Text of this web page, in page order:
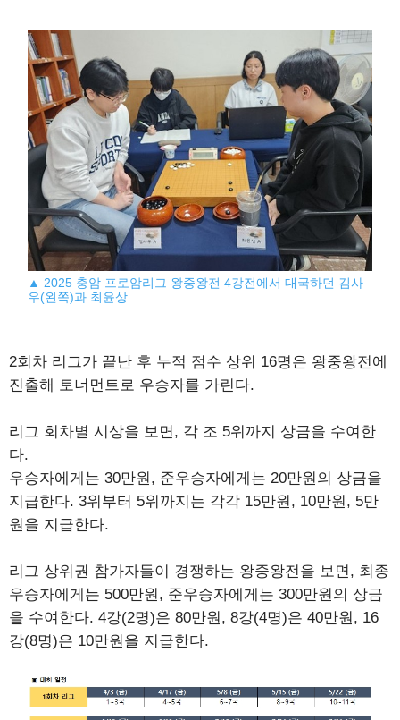
▲ 2025 충암 프로암리그 왕중왕전 4강전에서 대국하던 김사
우(왼쪽)과 최윤상.
2회차 리그가 끝난 후 누적 점수 상위 16명은 왕중왕전에
진출해 토너먼트로 우승자를 가린다.
리그 회차별 시상을 보면, 각 조 5위까지 상금을 수여한
다.
우승자에게는 30만원, 준우승자에게는 20만원의 상금을
지급한다. 3위부터 5위까지는 각각 15만원, 10만원, 5만
원을 지급한다.
리그 상위권 참가자들이 경쟁하는 왕중왕전을 보면, 최종
우승자에게는 500만원, 준우승자에게는 300만원의 상금
을 수여한다. 4강(2명)은 80만원, 8강(4명)은 40만원, 16
강(8명)은 10만원을 지급한다.